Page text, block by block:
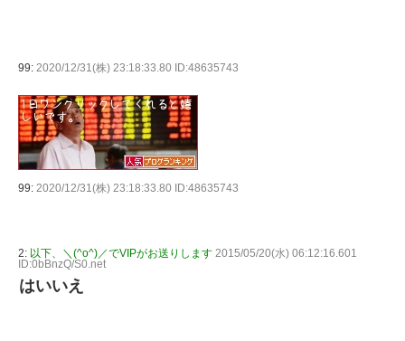
99: 2020/12/31(株) 23:18:33.80 ID:48635743
99: 2020/12/31(株) 23:18:33.80 ID:48635743
2: 以下、＼(^o^)／でVIPがお送りします 2015/05/20(水) 06:12:16.601
ID:0bBnzQ/S0.net
はいいえ